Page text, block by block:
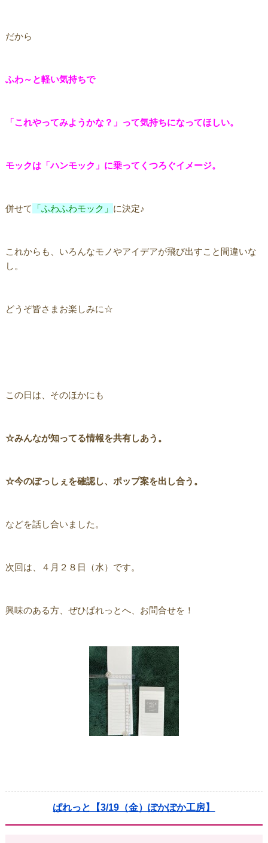
だから
ふわ～と軽い気持ちで
「これやってみようかな？」って気持ちになってほしい。
モックは「ハンモック」に乗ってくつろぐイメージ。
併せて 「ふわふわモック」 に決定♪
これからも、いろんなモノやアイデアが飛び出すこと間違いな
し。
どうぞ皆さまお楽しみに☆
この日は、そのほかにも
☆みんなが知ってる情報を共有しあう。
☆今のぽっしぇを確認し、ポップ案を出し合う。
などを話し合いました。
次回は、４月２８日（水）です。
興味のある方、ぜひぱれっとへ、お問合せを！
ぱれっと【3/19（金）ぽかぽか工房】